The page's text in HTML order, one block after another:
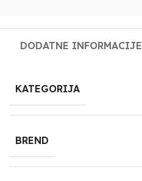
DODATNE INFORMACIJE
KATEGORIJA
BREND